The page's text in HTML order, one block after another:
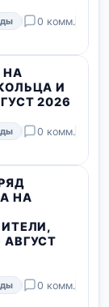
0 комм.
НА
И
2026
0 комм.
НА
0 комм.